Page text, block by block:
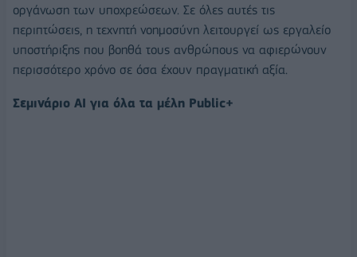
οργάνωση των υποχρεώσεων. Σε όλες αυτές τις
περιπτώσεις, η τεχνητή νοημοσύνη λειτουργεί ως εργαλείο
υποστήριξης που βοηθά τους ανθρώπους να αφιερώνουν
περισσότερο χρόνο σε όσα έχουν πραγματική αξία.
Σεμινάριο AI για όλα τα μέλη Public+